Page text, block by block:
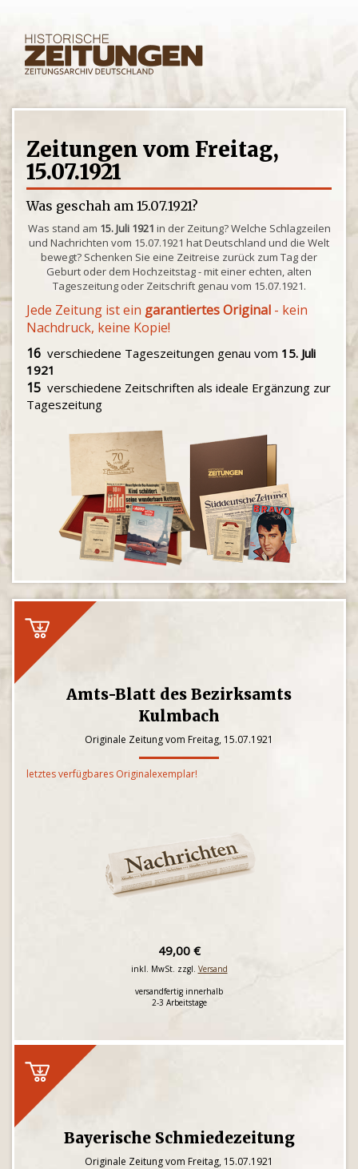
Zeitungen vom Freitag,
15.07.1921
Was geschah am 15.07.1921?
Was stand am 15. Juli 1921 in der Zeitung? Welche Schlagzeilen
und Nachrichten vom 15.07.1921 hat Deutschland und die Welt
bewegt? Schenken Sie eine Zeitreise zurück zum Tag der
Geburt oder dem Hochzeitstag - mit einer echten, alten
Tageszeitung oder Zeitschrift genau vom 15.07.1921.
Jede Zeitung ist ein garantiertes Original - kein
Nachdruck, keine Kopie!
16 verschiedene Tageszeitungen genau vom 15. Juli
1921
15 verschiedene Zeitschriften als ideale Ergänzung zur
Tageszeitung
Amts-Blatt des Bezirksamts
Kulmbach
Originale Zeitung vom Freitag, 15.07.1921
letztes verfügbares Originalexemplar!
49,00 €
inkl. MwSt. zzgl. Versand
versandfertig innerhalb
2-3 Arbeitstage
Bayerische Schmiedezeitung
Originale Zeitung vom Freitag, 15.07.1921